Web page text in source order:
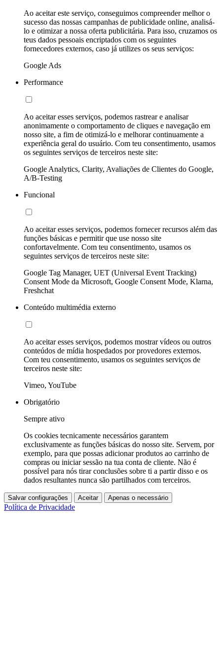
Ao aceitar este serviço, conseguimos compreender melhor o
sucesso das nossas campanhas de publicidade online, analisá-
lo e otimizar a nossa oferta publicitária. Para isso, cruzamos os
teus dados pessoais encriptados com os seguintes
fornecedores externos, caso já utilizes os seus serviços:
Google Ads
Performance
Ao aceitar esses serviços, podemos rastrear e analisar
anonimamente o comportamento de cliques e navegação em
nosso site, a fim de otimizá-lo e melhorar continuamente a
experiência geral do usuário. Com teu consentimento, usamos
os seguintes serviços de terceiros neste site:
Google Analytics, Clarity, Avaliações de Clientes do Google,
A/B-Testing
Funcional
Ao aceitar esses serviços, podemos fornecer recursos além das
funções básicas e permitir que use nosso site
confortavelmente. Com teu consentimento, usamos os
seguintes serviços de terceiros neste site:
Google Tag Manager, UET (Universal Event Tracking)
Consent Mode da Microsoft, Google Consent Mode, Klarna,
Freshchat
Conteúdo multimédia externo
Ao aceitar esses serviços, podemos mostrar vídeos ou outros
conteúdos de mídia hospedados por provedores externos.
Com teu consentimento, usamos os seguintes serviços de
terceiros neste site:
Vimeo, YouTube
Obrigatório
Sempre ativo
Os cookies tecnicamente necessários garantem
exclusivamente as funções básicas do nosso site. Servem, por
exemplo, para que possas adicionar produtos ao carrinho de
compras ou iniciar sessão na tua conta de cliente. Não é
possível para nós tirar conclusões sobre ti a partir disso e os
dados resultantes nunca são partilhados com terceiros.
Salvar configurações Aceitar Apenas o necessário
Política de Privacidade